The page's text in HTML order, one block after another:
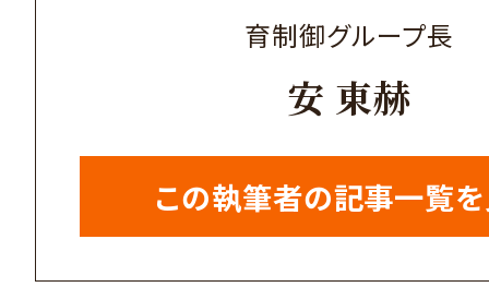
育制御グループ長
安 東赫
この執筆者の記事一覧